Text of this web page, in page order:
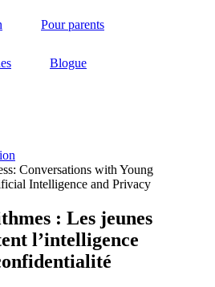
Pour parents
Blogue
Conversations with Young
Intelligence and Privacy
: Les jeunes
l’intelligence